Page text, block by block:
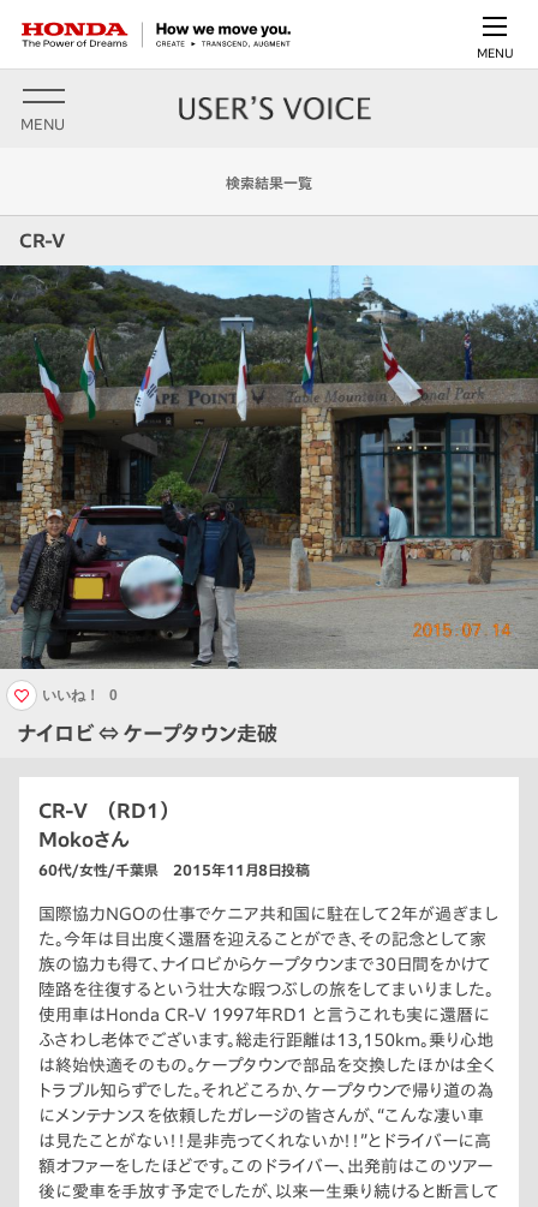
MENU
MENU
検索結果一覧
CR-V
ナイロビ ⇔ ケープタウン走破
いいね！ 0
CR-V （RD1）
Mokoさん
60代/女性/千葉県 2015年11月8日投稿
国際協力NGOの仕事でケニア共和国に駐在して2年が過ぎまし
た。今年は目出度く還暦を迎えることができ、その記念として家
族の協力も得て、ナイロビからケープタウンまで30日間をかけて
陸路を往復するという壮大な暇つぶしの旅をしてまいりました。
使用車はHonda CR-V 1997年RD1 と言うこれも実に還暦に
ふさわし老体でございます。総走行距離は13,150km。乗り心地
は終始快適そのもの。ケープタウンで部品を交換したほかは全く
トラブル知らずでした。それどころか、ケープタウンで帰り道の為
にメンテナンスを依頼したガレージの皆さんが、“こんな凄い車
は見たことがない！！是非売ってくれないか！！”とドライバーに高
額オファーをしたほどです。このドライバー、出発前はこのツアー
後に愛車を手放す予定でしたが、以来一生乗り続けると断言して